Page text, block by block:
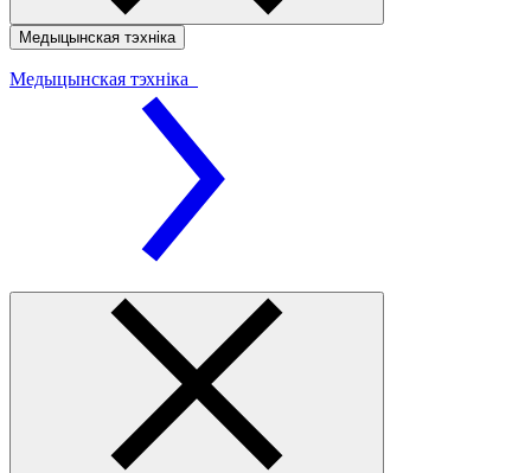
Медыцынская тэхніка
Медыцынская тэхніка